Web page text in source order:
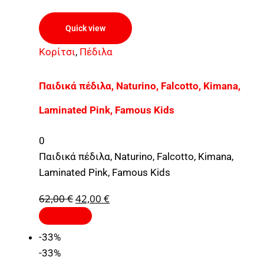
Quick view
Κορίτσι, Πέδιλα
Παιδικά πέδιλα, Naturino, Falcotto, Kimana,
Laminated Pink, Famous Kids
0
Παιδικά πέδιλα, Naturino, Falcotto, Kimana,
Laminated Pink, Famous Kids
62,00€42,00 €
-33%
-33%